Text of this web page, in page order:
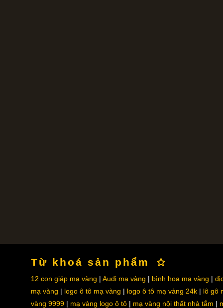
Từ khoá sản phẩm
12 con giáp mạ vàng Audi mạ vàng bình hoa mạ vàng
mạ vàng
logo ô tô mạ vàng logo ô tô mạ vàng 24k
lô gô
vàng 9999
mạ vàng logo ô tô mạ vàng nội thất nhà tắm